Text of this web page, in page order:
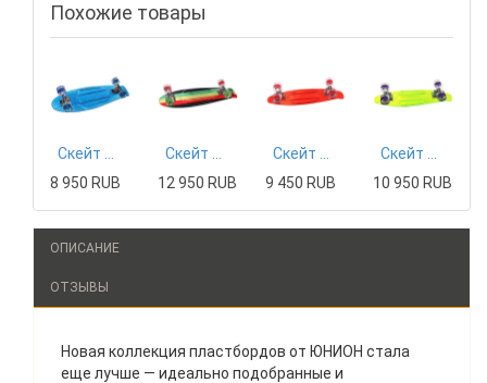
Похожие товары
8 950 RUB
12 950 RUB
9 450 RUB
10 950 RUB
ОПИСАНИЕ
ОТЗЫВЫ
Новая коллекция пластбордов от ЮНИОН стала
еще лучше — идеально подобранные и